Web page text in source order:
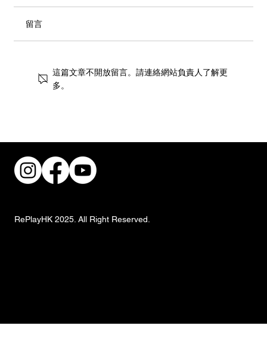
留言
這篇文章不開放留言。請連絡網站負責人了解更
多。
RePlayHK 2025. All Right Reserved.